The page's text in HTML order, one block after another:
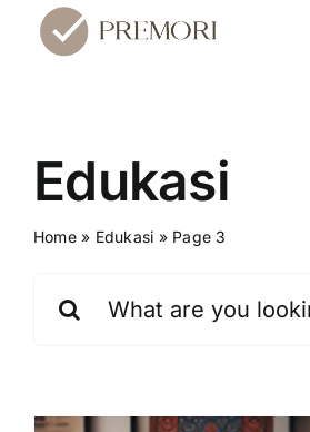
Konveksi
Edukasi
Home» Edukasi » Page 3
for: